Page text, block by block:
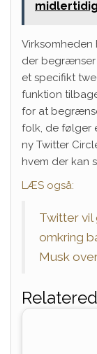
der begrænser
et specifikt
funktion
for at
folk, de følger
ny Twitter
hvem der kan
LÆS også:
Twitter vil
omkring
Musk